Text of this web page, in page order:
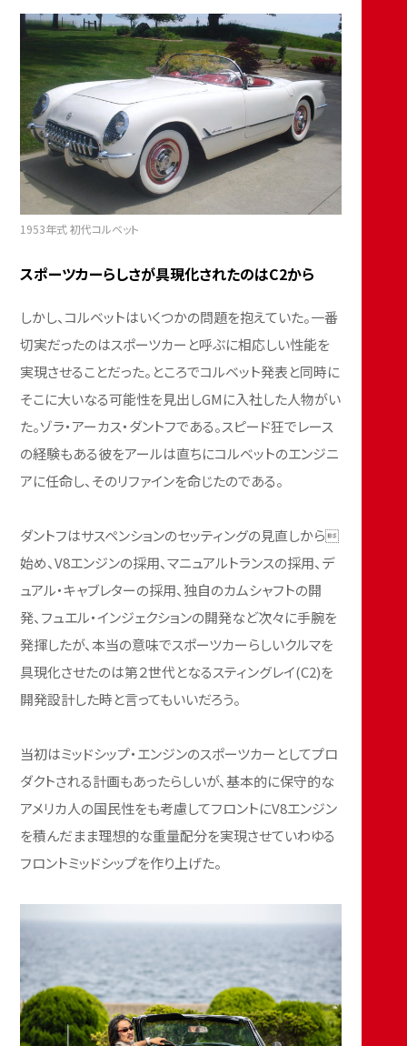
1953年式 初代コルベット
スポーツカーらしさが具現化されたのはC2から
しかし、コルベットはいくつかの問題を抱えていた。一番
切実だったのはスポーツカーと呼ぶに相応しい性能を
実現させることだった。ところでコルベット発表と同時に
そこに大いなる可能性を見出しGMに入社した人物がい
た。ゾラ・アーカス・ダントフである。スピード狂でレース
の経験もある彼をアールは直ちにコルベットのエンジニ
アに任命し、そのリファインを命じたのである。
ダントフはサスペンションのセッティングの見直しから
始め、V8エンジンの採用、マニュアルトランスの採用、デ
ュアル・キャブレターの採用、独自のカムシャフトの開
発、フュエル・インジェクションの開発など次々に手腕を
発揮したが、本当の意味でスポーツカーらしいクルマを
具現化させたのは第２世代となるスティングレイ(C2)を
開発設計した時と言ってもいいだろう。
当初はミッドシップ・エンジンのスポーツカーとしてプロ
ダクトされる計画もあったらしいが、基本的に保守的な
アメリカ人の国民性をも考慮してフロントにV8エンジン
を積んだまま理想的な重量配分を実現させていわゆる
フロントミッドシップを作り上げた。